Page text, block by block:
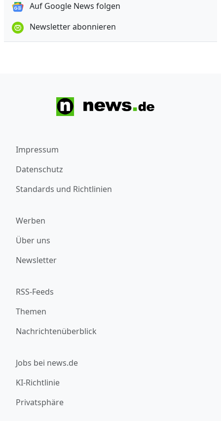
Auf Google News folgen
Newsletter abonnieren
Impressum
Datenschutz
Standards und Richtlinien
Werben
Über uns
Newsletter
RSS-Feeds
Themen
Nachrichtenüberblick
Jobs bei news.de
KI-Richtlinie
Privatsphäre